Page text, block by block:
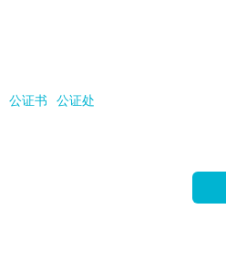
公证书 公证处